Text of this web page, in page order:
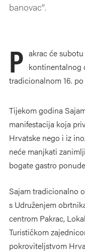
banovac“.
P akrac će
kontinentalnog
tradicionalnom 16.
Tijekom godina
manifestacija koja
Hrvatske nego i iz
neće manjkati
bogate gastro
Sajam tradicionalno
s Udruženjem
centrom Pakrac,
Turističkom
pokroviteljstvom